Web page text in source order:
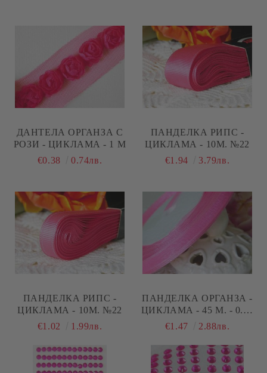
ДАНТЕЛА ОРГАНЗА С
РОЗИ - ЦИКЛАМА - 1 М
€0.38
0.74лв.
ПАНДЕЛКА РИПС -
ЦИКЛАМА - 10М. №22
€1.94
3.79лв.
ПАНДЕЛКА РИПС -
ЦИКЛАМА - 10М. №22
€1.02
1.99лв.
ПАНДЕЛКА ОРГАНЗА -
ЦИКЛАМА - 45 М. - 0.60
СМ
€1.47 2.88лв.